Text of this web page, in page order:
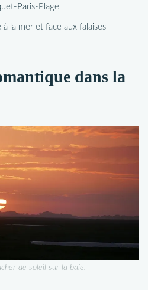
Paris-Plage
à la mer et face aux falaises
dans la
de soleil sur la baie.